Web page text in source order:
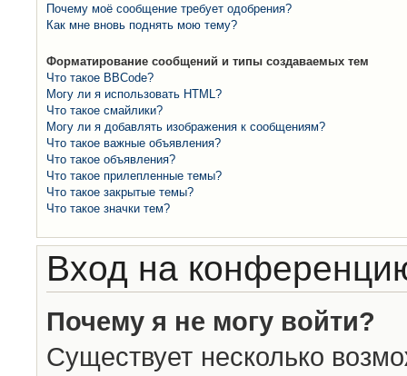
Почему моё сообщение требует одобрения?
Как мне вновь поднять мою тему?
Форматирование сообщений и типы создаваемых тем
Что такое BBCode?
Могу ли я использовать HTML?
Что такое смайлики?
Могу ли я добавлять изображения к сообщениям?
Что такое важные объявления?
Что такое объявления?
Что такое прилепленные темы?
Что такое закрытые темы?
Что такое значки тем?
Вход на
Почему я не могу войти?
Существует несколько